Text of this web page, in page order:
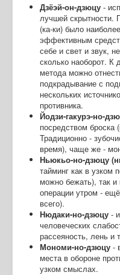
Дзёэй-он-дзюцу -
лучшей скрытности.
(ка-ки) было
эффективным
себе и свет и звук,
сколько наоборот. К
метода можно
подкрадывание с
нескольких
противника.
Йодзи-гакурэ-но-
посредством броска
Традиционно -
время), чаще же -
Ньюкьо-но-дзюцу
тайминг как в узком
можно бежать), так
операции утром -
всего).
Нюдаки-но-дзюцу -
человеческих
рассеяность, лень и
Мономи-но-дзюцу -
места в обороне
узком смыслах.